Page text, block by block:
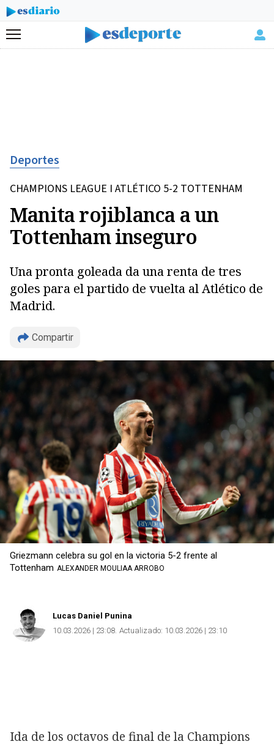
Menú
Deportes
CHAMPIONS LEAGUE I ATLÉTICO 5-2 TOTTENHAM
Manita rojiblanca a un
Tottenham inseguro
Una pronta goleada da una renta de tres
goles para el partido de vuelta al Atlético de
Madrid.
Compartir
Copiar
Griezmann celebra su gol en la victoria 5-2 frente al
Tottenham ALEXANDER MOULIAA ARROBO
Lucas Daniel Punina
10.03.2026 | 23:08 Actualizado: 10.03.2026 | 23:10
Ida de los octavos de final de la Champions